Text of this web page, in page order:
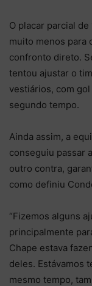
O placar parcial
muito menos para
confronto direto.
tentou ajustar o
vestiários, com
segundo tempo.
Ainda assim, a
conseguiu passar
outro contra,
como definiu
“Fizemos alguns
principalmente
Chape estava
deles. Estávamos
mesmo tempo,